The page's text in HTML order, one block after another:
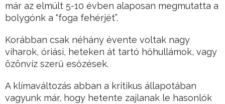
már az elmúlt 5-10 évben alaposan megmutatta a
bolygónk a “foga fehérjét”.
Korábban csak néhány évente voltak nagy
viharok, óriási, heteken át tartó hőhullámok, vagy
özönvíz szerű esőzések.
A klímaváltozás abban a kritikus állapotában
vagyunk már, hogy hetente zajlanak le hasonlók